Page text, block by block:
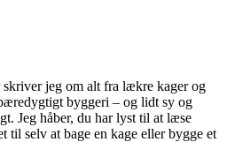
jeg om alt fra lækre kager og
byggeri – og lidt sy og
Jeg håber, du har lyst til at læse
til selv at bage en kage eller bygge et